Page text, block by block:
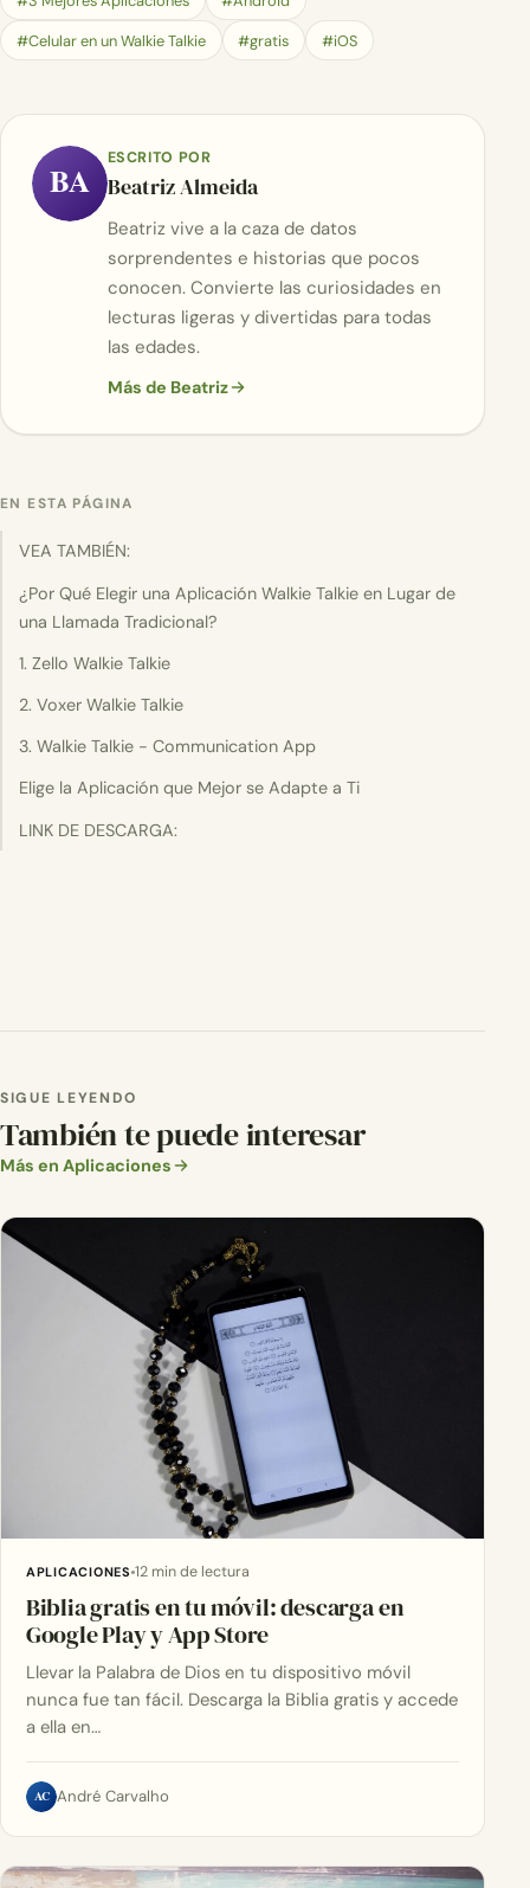
#Celular en un Walkie Talkie #gratis #iOS
BA
ESCRITO POR
Beatriz Almeida
Beatriz vive a la caza de datos
sorprendentes e historias que pocos
conocen. Convierte las curiosidades en
lecturas ligeras y divertidas para todas
las edades.
Más de Beatriz
EN ESTA PÁGINA
VEA TAMBIÉN:
¿Por Qué Elegir una Aplicación Walkie Talkie en Lugar de
una Llamada Tradicional?
1. Zello Walkie Talkie
2. Voxer Walkie Talkie
3. Walkie Talkie - Communication App
Elige la Aplicación que Mejor se Adapte a Ti
LINK DE DESCARGA:
SIGUE LEYENDO
También te puede interesar
Más en Aplicaciones
APLICACIONES 12 min de lectura
Biblia gratis en tu móvil: descarga en
Google Play y App Store
Llevar la Palabra de Dios en tu dispositivo móvil
nunca fue tan fácil. Descarga la Biblia gratis y accede
a ella en…
AC André Carvalho